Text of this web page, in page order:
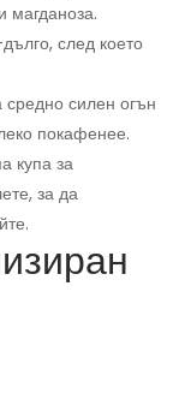
магданоза.
след което
средно силен огън
покафенее.
купа за
за да